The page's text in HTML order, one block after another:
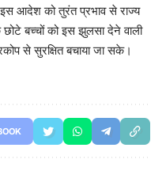
इस आदेश को तुरंत प्रभाव से राज्य
छोटे बच्चों को इस झुलसा देने वाली
से सुरक्षित बचाया जा सके।